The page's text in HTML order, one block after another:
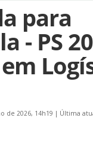
para
- PS
de 2026, 14h19 | Última